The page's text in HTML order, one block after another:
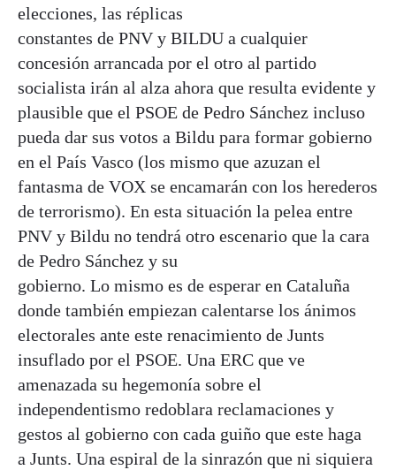
elecciones, las réplicas
constantes de PNV y BILDU a cualquier
concesión arrancada por el otro al partido
socialista irán al alza ahora que resulta evidente y
plausible que el PSOE de Pedro Sánchez incluso
pueda dar sus votos a Bildu para formar gobierno
en el País Vasco (los mismo que azuzan el
fantasma de VOX se encamarán con los herederos
de terrorismo). En esta situación la pelea entre
PNV y Bildu no tendrá otro escenario que la cara
de Pedro Sánchez y su
gobierno. Lo mismo es de esperar en Cataluña
donde también empiezan calentarse los ánimos
electorales ante este renacimiento de Junts
insuflado por el PSOE. Una ERC que ve
amenazada su hegemonía sobre el
independentismo redoblara reclamaciones y
gestos al gobierno con cada guiño que este haga
a Junts. Una espiral de la sinrazón que ni siquiera